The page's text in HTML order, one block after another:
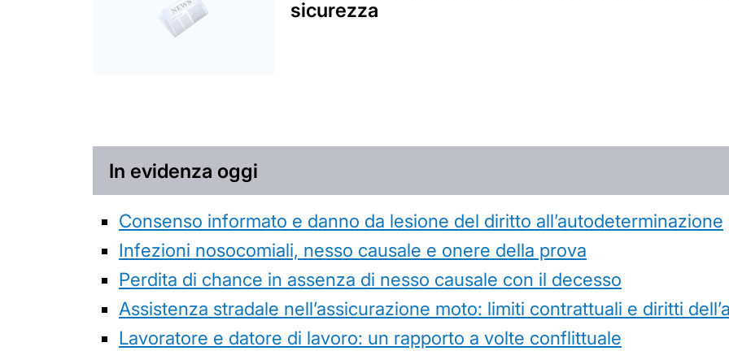
sicurezza
In evidenza oggi
Consenso informato e danno da lesione del diritto all’autodeterminazione
Infezioni nosocomiali, nesso causale e onere della prova
Perdita di chance in assenza di nesso causale con il decesso
Assistenza stradale nell’assicurazione moto: limiti contrattuali e diritti
Lavoratore e datore di lavoro: un rapporto a volte conflittuale